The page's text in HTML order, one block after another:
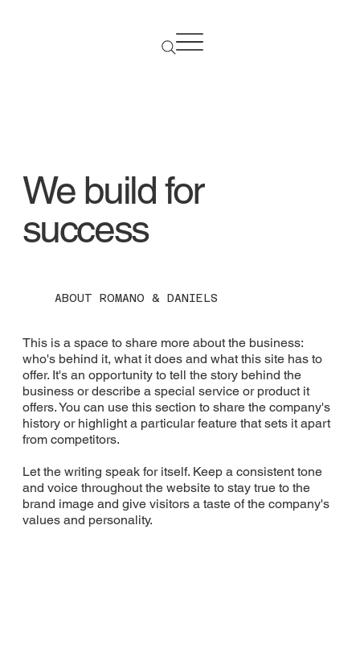
We build for
success
ABOUT ROMANO & DANIELS
This is a space to share more about the business:
who's behind it, what it does and what this site has to
offer. It's an opportunity to tell the story behind the
business or describe a special service or product it
offers. You can use this section to share the company's
history or highlight a particular feature that sets it apart
from competitors.
Let the writing speak for itself. Keep a consistent tone
and voice throughout the website to stay true to the
brand image and give visitors a taste of the company's
values and personality.